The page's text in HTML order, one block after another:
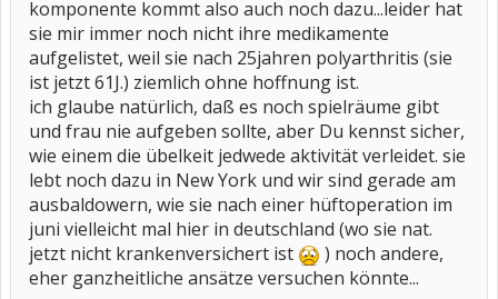
komponente kommt also auch noch dazu...leider hat
sie mir immer noch nicht ihre medikamente
aufgelistet, weil sie nach 25jahren polyarthritis (sie
ist jetzt 61J.) ziemlich ohne hoffnung ist.
ich glaube natürlich, daß es noch spielräume gibt
und frau nie aufgeben sollte, aber Du kennst sicher,
wie einem die übelkeit jedwede aktivität verleidet. sie
lebt noch dazu in New York und wir sind gerade am
ausbaldowern, wie sie nach einer hüftoperation im
juni vielleicht mal hier in deutschland (wo sie nat.
jetzt nicht krankenversichert ist
) noch andere,
eher ganzheitliche ansätze versuchen könnte...